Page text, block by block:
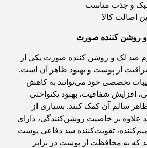
و جذب مناسب
اصالت کالا
روشن کننده صورت
ضد لک و روشن کننده صورت یکی از
از پوست و بهبود ظاهر آن است.
تخصصی خود می‌توانند به کاهش
افزایش شفافیت، بهبود یکنواختی
سالم آن کمک کنند. بسیاری از
بر خاصیت روشن‌کنندگی، دارای
تقویت‌کننده سد دفاعی پوست
که به محافظت از پوست در برابر